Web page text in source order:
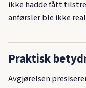
ikke hadde fått
anførsler ble ikke
Praktisk
Avgjørelsen